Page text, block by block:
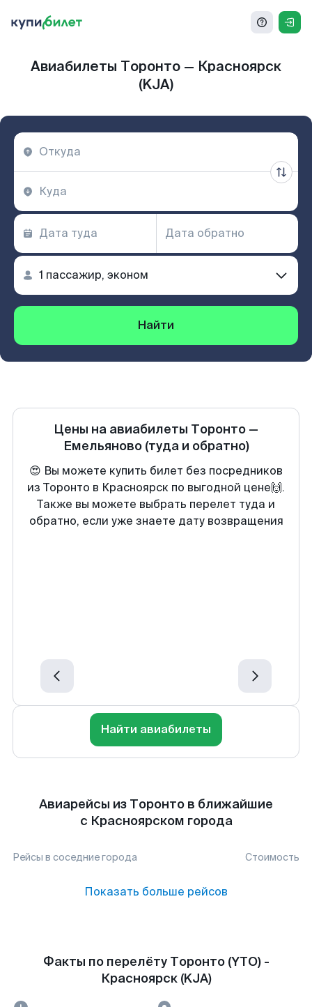
Авиабилеты Торонто — Красноярск
(KJA)
Найти
Цены на авиабилеты Торонто —
Емельяново (туда и обратно)
😍 Вы можете купить билет без посредников
из Торонто в Красноярск по выгодной цене🙌.
Также вы можете выбрать перелет туда и
обратно, если уже знаете дату возвращения
Найти авиабилеты
Авиарейсы из Торонто в ближайшие
с Красноярском города
Рейсы в соседние города Стоимость
Показать больше рейсов
Факты по перелёту Торонто (YTO) -
Красноярск (KJA)